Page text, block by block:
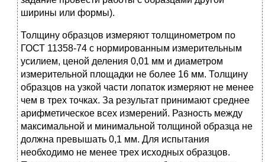
ширины или формы).
Толщину образцов измеряют толщинометром по
ГОСТ 11358-74 с нормированным измерительным
усилием, ценой деления 0,01 мм и диаметром
измерительной площадки не более 16 мм. Толщину
образцов на узкой части лопаток измеряют не менее
чем в трех точках. За результат принимают среднее
арифметическое всех измерений. Разность между
максимальной и минимальной толщиной образца не
должна превышать 0,1 мм. Для испытания
необходимо не менее трех исходных образцов.